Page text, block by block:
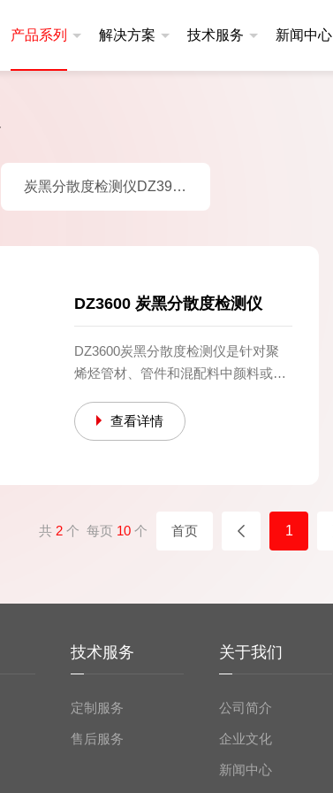
产品系列
升级款|TGA201系列
差热分析仪DZ3320A
差热分析仪DZ3320C
解决方案 技术服务 新闻中心
炭黑分散度检测仪DZ3900
DZ3600 炭黑分散度检测仪
DZ3600炭黑分散度检测仪是针对聚
烯烃管材、管件和混配料中颜料或炭
散度检测仪的价格、品牌和厂家等信
息，可咨询：400-885-2060。
查看详情
共 2 个 每页 10 个 首页 1
技术服务
定制服务
售后服务
关于我们
公司简介
企业文化
新闻中心